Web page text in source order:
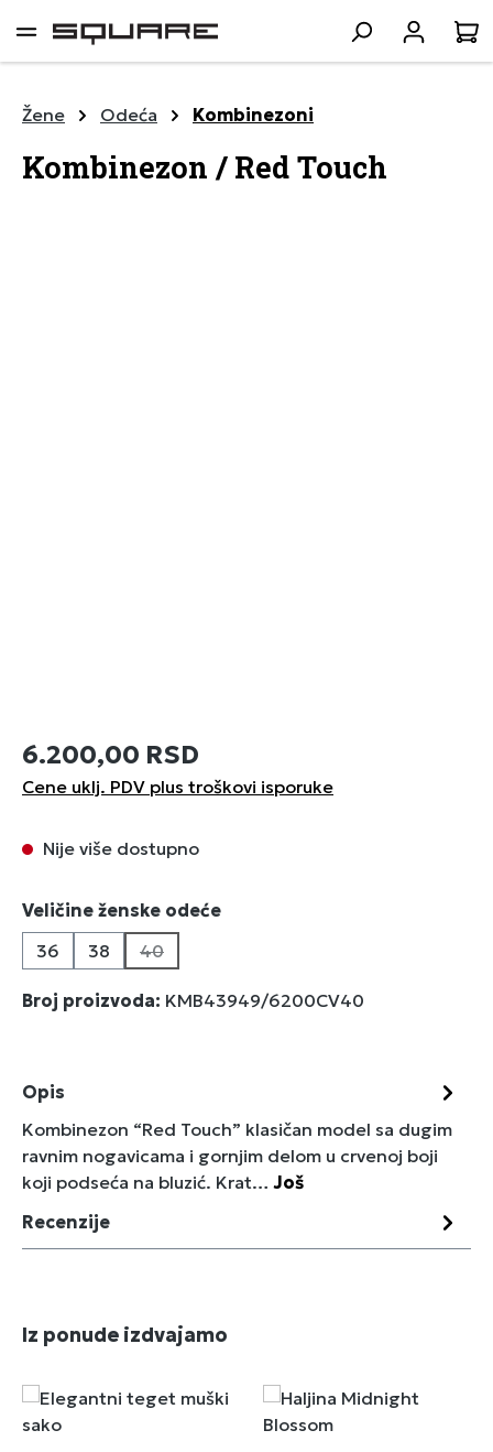
sadržaj
Žene Odeća Kombinezoni
Kombinezon / Red Touch
6.200,00 RSD
Cene uklj. PDV plus troškovi isporuke
Nije više dostupno
Izaberi
Veličine ženske odeće
36
38 40
(Ova opcija trenutno nije dostupna.)
Broj proizvoda: KMB43949/6200CV40
Opis
Kombinezon “Red Touch” klasičan model sa dugim
ravnim nogavicama i gornjim delom u crvenoj boji
koji podseća na bluzić. Krat…Još
Recenzije
Preskoči galeriju proizvoda
Iz ponude izdvajamo